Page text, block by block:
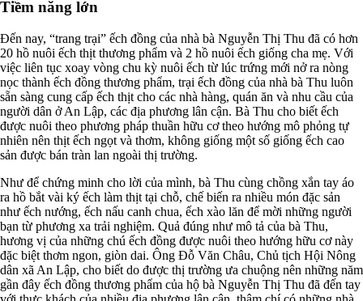
Tiềm năng lớn
Đến nay, “trang trại” ếch đồng của nhà bà Nguyễn Thị Thu đã có hơn
20 hồ nuôi ếch thịt thương phẩm và 2 hồ nuôi ếch giống cha mẹ. Với
việc liên tục xoay vòng chu kỳ nuôi ếch từ lúc trứng mới nở ra nòng
nọc thành ếch đồng thương phẩm, trại ếch đồng của nhà bà Thu luôn
sẵn sàng cung cấp ếch thịt cho các nhà hàng, quán ăn và nhu cầu của
người dân ở An Lập, các địa phương lân cận. Bà Thu cho biết ếch
được nuôi theo phương pháp thuần hữu cơ theo hướng mô phỏng tự
nhiên nên thịt ếch ngọt và thơm, không giống một số giống ếch cao
sản được bán tràn lan ngoài thị trường.
Như để chứng minh cho lời của mình, bà Thu cùng chồng xắn tay áo
ra hồ bắt vài ký ếch làm thịt tại chỗ, chế biến ra nhiều món đặc sản
như ếch nướng, ếch nấu canh chua, ếch xào lăn để mời những người
bạn từ phương xa trải nghiệm. Quả đúng như mô tả của bà Thu,
hương vị của những chú ếch đồng được nuôi theo hướng hữu cơ này
đặc biệt thơm ngon, giòn dai. Ông Đỗ Văn Châu, Chủ tịch Hội Nông
dân xã An Lập, cho biết do được thị trường ưa chuộng nên những năm
gần đây ếch đồng thương phẩm của hộ bà Nguyễn Thị Thu đã đến tay